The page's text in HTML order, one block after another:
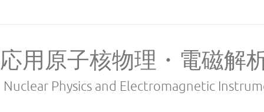
応用原子核物理・電磁解
Nuclear Physics and Electromagnetic